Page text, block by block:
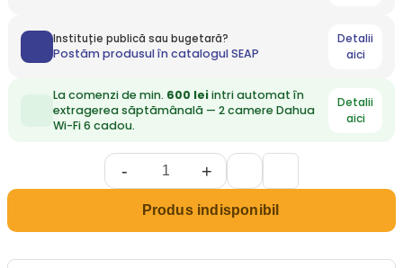
Instituție publică sau bugetară?
Postăm produsul în catalogul SEAP
Detalii
aici
La comenzi de min. 600 leiintri automat în
extragerea săptămânală — 2 camere Dahua
Wi-Fi 6 cadou.
Detalii
aici
- +
Produs indisponibil